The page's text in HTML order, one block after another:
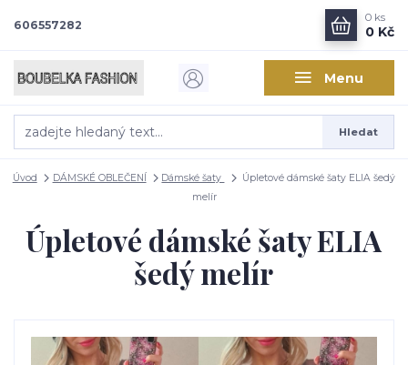
Menu
Hledat
606557282
0 ks
0 Kč
Úvod DÁMSKÉ OBLEČENÍ Dámské šaty
Úpletové dámské šaty ELIA šedý
melír
Úpletové dámské šaty ELIA
šedý melír